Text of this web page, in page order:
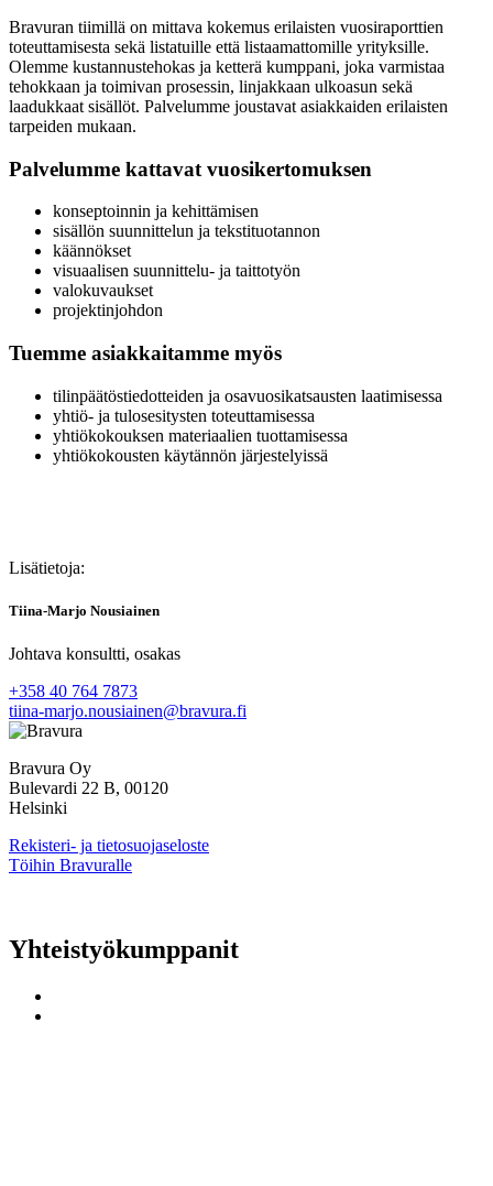
Bravuran tiimillä on mittava kokemus erilaisten vuosiraporttien
toteuttamisesta sekä listatuille että listaamattomille yrityksille.
Olemme kustannustehokas ja ketterä kumppani, joka varmistaa
tehokkaan ja toimivan prosessin, linjakkaan ulkoasun sekä
laadukkaat sisällöt. Palvelumme joustavat asiakkaiden erilaisten
tarpeiden mukaan.
Palvelumme kattavat vuosikertomuksen
konseptoinnin ja kehittämisen
sisällön suunnittelun ja tekstituotannon
käännökset
visuaalisen suunnittelu- ja taittotyön
valokuvaukset
projektinjohdon
Tuemme asiakkaitamme myös
tilinpäätöstiedotteiden ja osavuosikatsausten laatimisessa
yhtiö- ja tulosesitysten toteuttamisessa
yhtiökokouksen materiaalien tuottamisessa
yhtiökokousten käytännön järjestelyissä
Lisätietoja:
Tiina-Marjo Nousiainen
Johtava konsultti, osakas
+358 40 764 7873
tiina-marjo.nousiainen@bravura.fi
Bravura Oy
Bulevardi 22 B, 00120
Helsinki
Rekisteri- ja tietosuojaseloste
Töihin Bravuralle
Yhteistyökumppanit